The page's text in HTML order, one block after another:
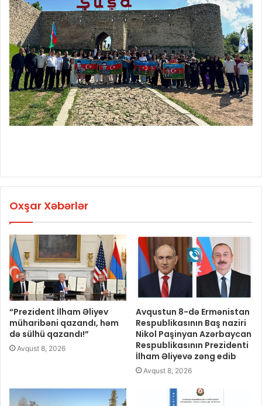
Oxşar Xəbərlər
“Prezident İlham Əliyev
müharibəni qazandı, həm
də sülhü qazandı!”
Avqust 8, 2026
Avqustun 8-də Ermənistan
Respublikasının Baş naziri
Nikol Paşinyan Azərbaycan
Respublikasının Prezidenti
İlham Əliyevə zəng edib
Avqust 8, 2026